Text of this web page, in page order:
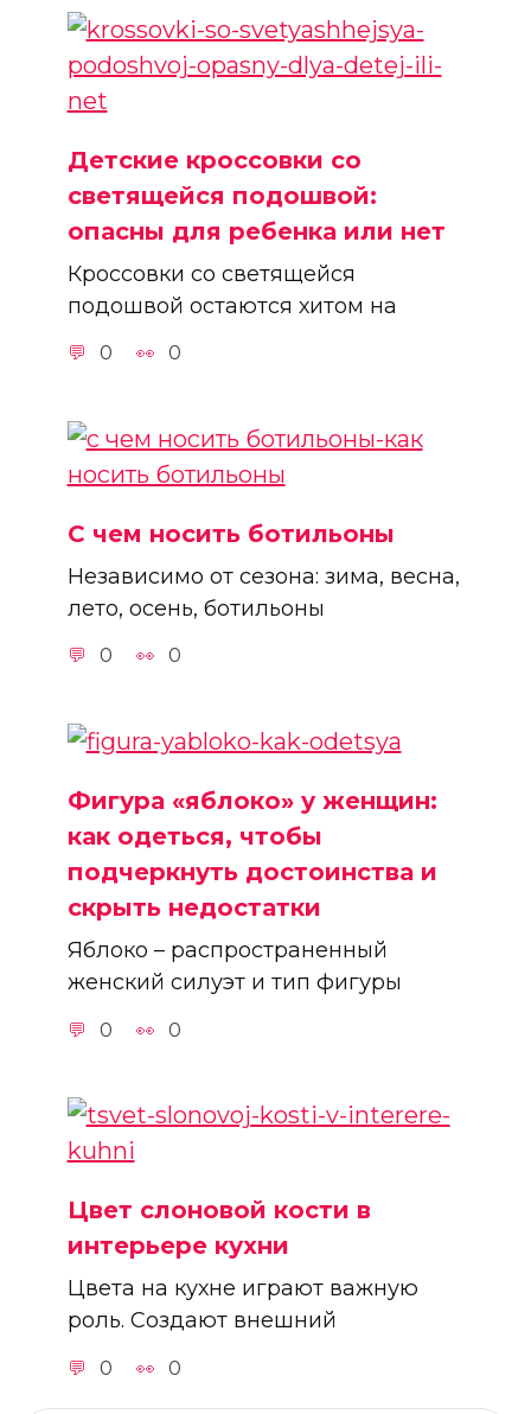
Детские кроссовки со
светящейся подошвой:
опасны для ребенка или нет
Кроссовки со светящейся
подошвой остаются хитом на
0 0
С чем носить ботильоны
Независимо от сезона: зима, весна,
лето, осень, ботильоны
0 0
Фигура «яблоко» у женщин:
как одеться, чтобы
подчеркнуть достоинства и
скрыть недостатки
Яблоко – распространенный
женский силуэт и тип фигуры
0 0
Цвет слоновой кости в
интерьере кухни
Цвета на кухне играют важную
роль. Создают внешний
0 0